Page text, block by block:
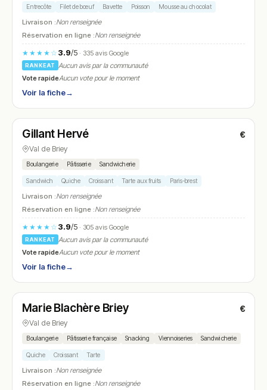
Entrecôte Filet de bœuf Bavette Poisson Mousse au chocolat
Livraison :Non renseignée
Réservation en ligne :Non renseignée
★★★★☆ 3.9/5· 335 avis Google
RANKEAT
Aucun avis par la communauté
Vote rapideAucun vote pour le moment
Voir la fiche→
N° 21
Gillant Hervé €
Val de Briey
Boulangerie Pâtisserie Sandwicherie
Sandwich Quiche Croissant Tarte aux fruits Paris-brest
Livraison :Non renseignée
Réservation en ligne :Non renseignée
★★★★☆ 3.9/5· 305 avis Google
RANKEAT
Aucun avis par la communauté
Vote rapideAucun vote pour le moment
Voir la fiche→
N° 22
Marie Blachère Briey €
Val de Briey
Boulangerie Pâtisserie française Snacking Viennoiseries Sandwicherie
Quiche Croissant Tarte
Livraison :Non renseignée
Réservation en ligne :Non renseignée